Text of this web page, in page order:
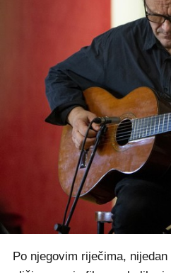
Po njegovim riječima,